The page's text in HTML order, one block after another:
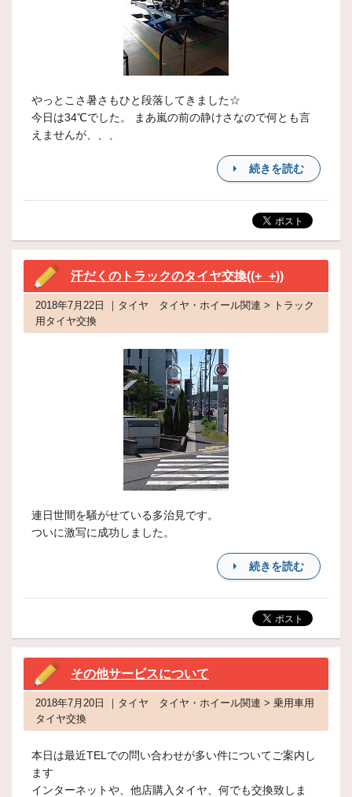
やっとこさ暑さもひと段落してきました☆
今日は34℃でした。 まあ嵐の前の静けさなので何とも言
えませんが、、、
続きを読む
汗だくのトラックのタイヤ交換((+_+))
2018年7月22日 ｜タイヤ タイヤ・ホイール関連 > トラック
用タイヤ交換
連日世間を騒がせている多治見です。
ついに激写に成功しました。
続きを読む
その他サービスについて
2018年7月20日 ｜タイヤ タイヤ・ホイール関連 > 乗用車用
タイヤ交換
本日は最近TELでの問い合わせが多い件についてご案内し
ます
インターネットや、他店購入タイヤ、何でも交換致しま